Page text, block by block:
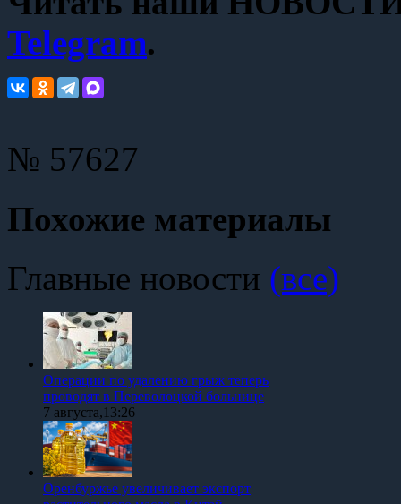
Telegram.
№ 57627
Похожие материалы
Главные новости (все)
Операции по удалению грыж теперь
проводят в Переволоцкой больнице
7 августа,13:26
Оренбуржье увеличивает экспорт